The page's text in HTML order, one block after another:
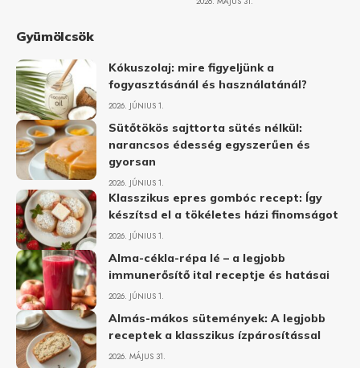
Gyümölcsök
Kókuszolaj: mire figyeljünk a
fogyasztásánál és használatánál?
2026. JÚNIUS 1.
Sütőtökös sajttorta sütés nélkül:
narancsos édesség egyszerűen és
gyorsan
2026. JÚNIUS 1.
Klasszikus epres gombóc recept: Így
készítsd el a tökéletes házi finomságot
2026. JÚNIUS 1.
Alma-cékla-répa lé – a legjobb
immunerősítő ital receptje és hatásai
2026. JÚNIUS 1.
Almás-mákos sütemények: A legjobb
receptek a klasszikus ízpárosítással
2026. MÁJUS 31.